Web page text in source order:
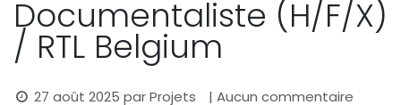
Documentaliste (H/F/X)
/ RTL Belgium
27 août 2025 parProjets
| Aucun commentaire